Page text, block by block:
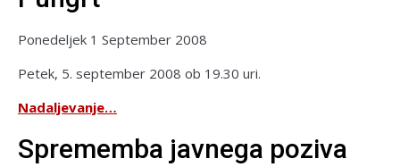
Ponedeljek 1 September 2008
Petek, 5. september 2008 ob 19.30 uri.
Nadaljevanje…
Sprememba javnega poziva